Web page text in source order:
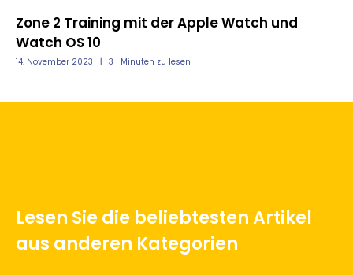
Lesen Sie die beliebtesten Artikel
aus anderen Kategorien
Zone 2 Training mit der Apple Watch und
Watch OS 10
14. November 2023 3 Minuten zu lesen